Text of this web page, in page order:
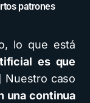
patrones
lo que está
es que
caso
una continua